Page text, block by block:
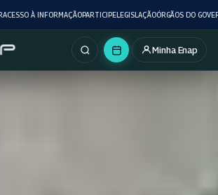
ACESSO À INFORMAÇÃOPARTICIPELEGISLAÇÃOÓRGÃOS DO
Buscar no portal
Minha Enap